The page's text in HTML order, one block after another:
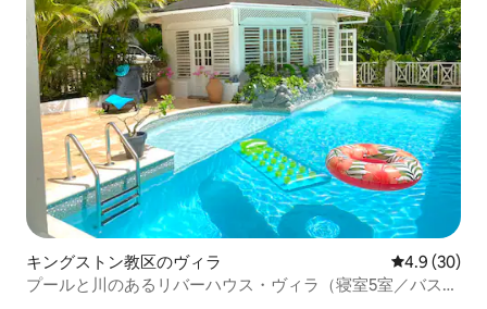
キングストン教区のヴィラ レビュー30
4.9 (30)
プールと川のあるリバーハウス・ヴィラ（寝室5室／バスル